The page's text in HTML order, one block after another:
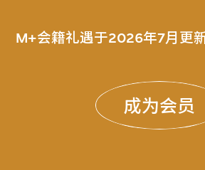
M+会籍礼遇于2026年7月更
成为会员